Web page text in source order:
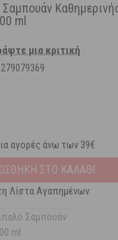
ml
μια κριτική
αγορές άνω των 39€
ΣΤΟ ΚΑΛΑΘΙ
Λίστα Αγαπημένων
Σαμπουάν
ml